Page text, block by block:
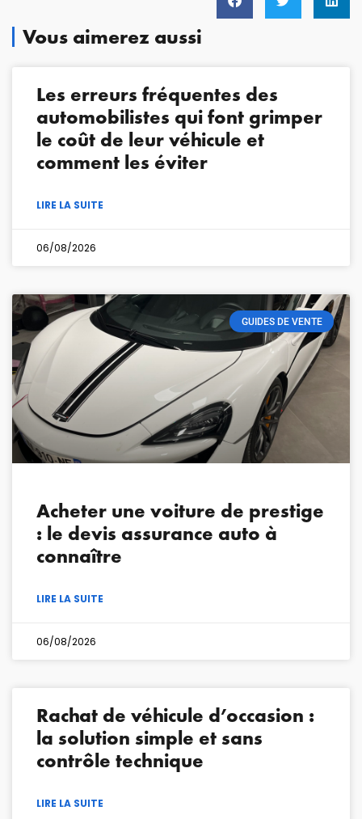
Vous aimerez aussi
Les erreurs fréquentes des
automobilistes qui font grimper
le coût de leur véhicule et
comment les éviter
LIRE LA SUITE
06/08/2026
GUIDES DE VENTE
Acheter une voiture de prestige
: le devis assurance auto à
connaître
LIRE LA SUITE
06/08/2026
Rachat de véhicule d’occasion :
la solution simple et sans
contrôle technique
LIRE LA SUITE